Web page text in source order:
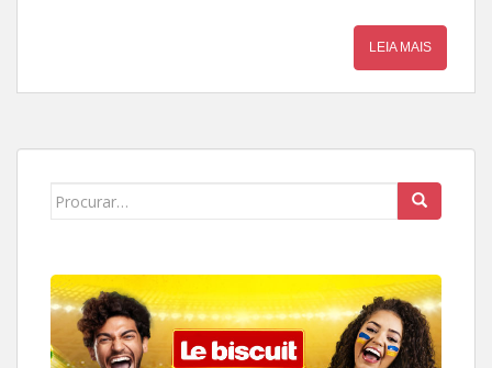
LEIA MAIS
Search